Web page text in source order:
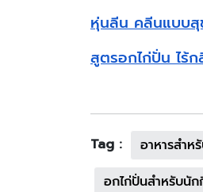
หุ่นลีน คลีนแบบ
สูตรอกไก่ปั่น ไร้
Tag : อาหารสำห
อกไก่ปั่นสำหรับนัก